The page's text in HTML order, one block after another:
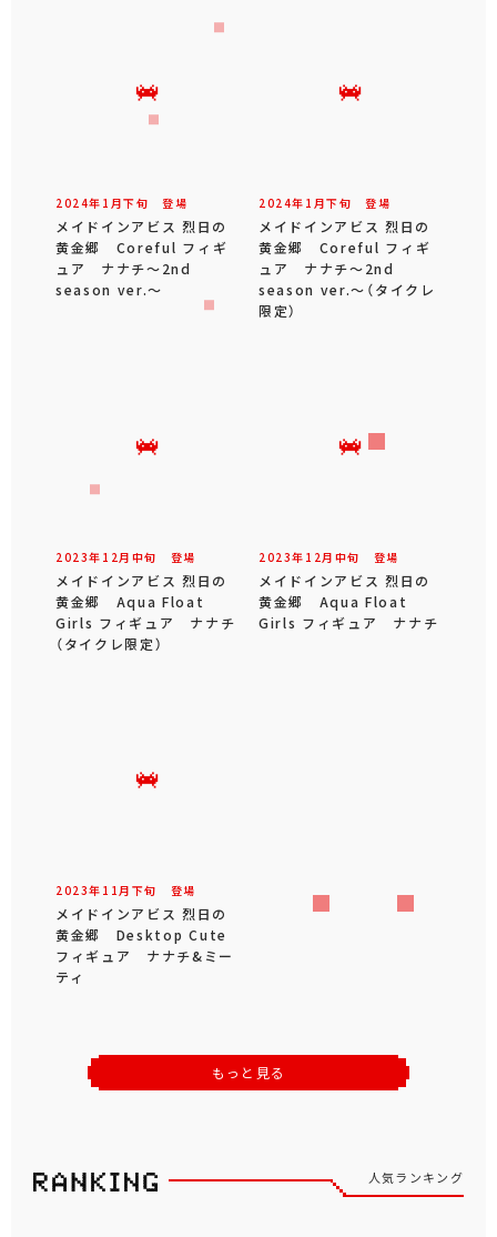
2024年 1 月下旬 登場
メイドインアビス 烈日の
黄金郷 Coreful フィギ
ュア ナナチ～2nd
season ver.～
2024年 1 月下旬 登場
メイドインアビス 烈日の
黄金郷 Coreful フィギ
ュア ナナチ～2nd
season ver.～（タイクレ
限定）
2023年 12 月 中旬 登場
メイドインアビス 烈日の
黄金郷 Aqua Float
Girls フィギュア ナナチ
（タイクレ限定）
2023年 12 月 中旬 登場
メイドインアビス 烈日の
黄金郷 Aqua Float
Girls フィギュア ナナチ
2023年 11 月 下旬 登場
メイドインアビス 烈日の
黄金郷 Desktop Cute
フィギュア ナナチ&ミー
ティ
もっと見る
人気ランキング